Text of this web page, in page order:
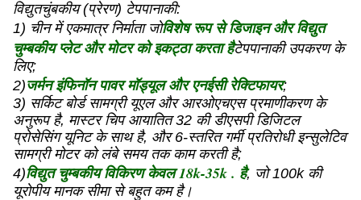
विद्युतचुंबकीय (प्रेरण) टेपपानाकी:
1) चीन में एकमात्र निर्माता जोविशेष रूप से डिजाइन और विद्युत
चुम्बकीय प्लेट और मोटर को इकट्ठा करता हैटेपपानाकी उपकरण के
लिए;
2)जर्मन इंफिनॉन पावर मॉड्यूल और एनईसी रेक्टिफायर;
3) सर्किट बोर्ड सामग्री यूएल और आरओएचएस प्रमाणीकरण के
अनुरूप है, मास्टर चिप आयातित 32 की डीएसपी डिजिटल
प्रोसेसिंग यूनिट के साथ है, और 6-स्तरित गर्मी प्रतिरोधी इन्सुलेटिव
सामग्री मोटर को लंबे समय तक काम करती है;
4)विद्युत चुम्बकीय विकिरण केवल 18k-35k . है, जो 100k की
यूरोपीय मानक सीमा से बहुत कम है।